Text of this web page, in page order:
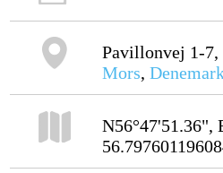
Pavillonvej 1-7,
Mors,
N56°47'51.36",